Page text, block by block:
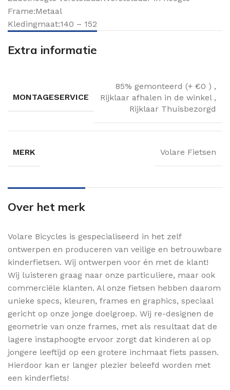
Frame:Metaal
Kledingmaat:140 – 152
Extra informatie
MONTAGESERVICE
85% gemonteerd (+ €0 ) ,
Rijklaar afhalen in de winkel ,
Rijklaar Thuisbezorgd
MERK Volare Fietsen
Over het merk
Volare Bicycles is gespecialiseerd in het zelf
ontwerpen en produceren van veilige en betrouwbare
kinderfietsen. Wij ontwerpen voor én met de klant!
Wij luisteren graag naar onze particuliere, maar ook
commerciële klanten. Al onze fietsen hebben daarom
unieke specs, kleuren, frames en graphics, speciaal
gericht op onze jonge doelgroep. Wij re-designen de
geometrie van onze frames, met als resultaat dat de
lagere instaphoogte ervoor zorgt dat kinderen al op
jongere leeftijd op een grotere inchmaat fiets passen.
Hierdoor kan er langer plezier beleefd worden met
een kinderfiets!